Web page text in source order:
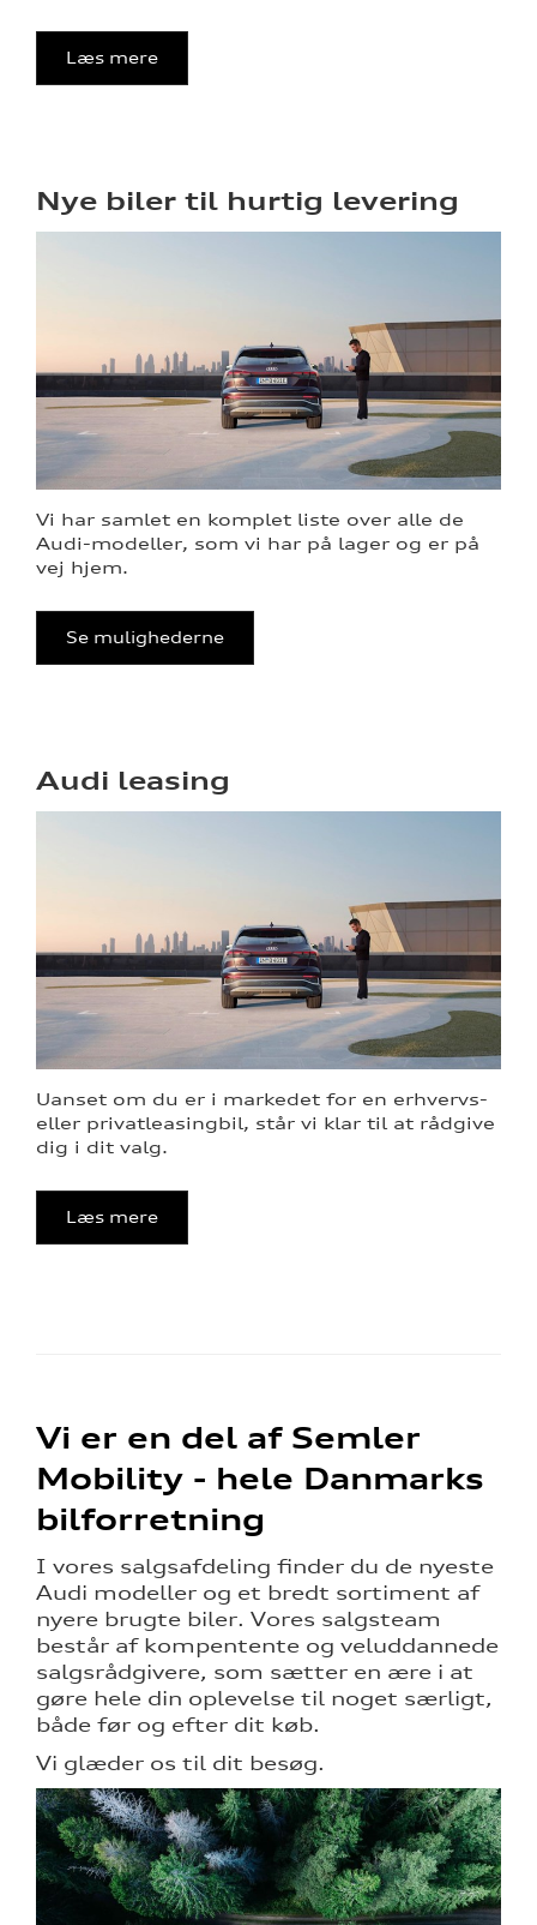
Læs mere
Nye biler til hurtig levering
Vi har samlet en komplet liste over alle de
Audi-modeller, som vi har på lager og er på
vej hjem.
Se mulighederne
Audi leasing
Uanset om du er i markedet for en erhvervs-
eller privatleasingbil, står vi klar til at rådgive
dig i dit valg.
Læs mere
Vi er en del af Semler
Mobility - hele Danmarks
bilforretning
I vores salgsafdeling finder du de nyeste
Audi modeller og et bredt sortiment af
nyere brugte biler. Vores salgsteam
består af kompentente og veluddannede
salgsrådgivere, som sætter en ære i at
gøre hele din oplevelse til noget særligt,
både før og efter dit køb.
Vi glæder os til dit besøg.